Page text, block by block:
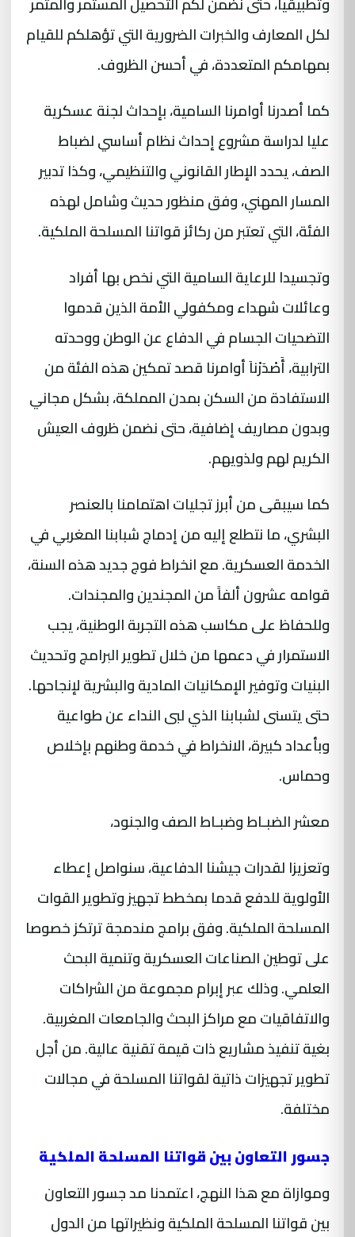
لكل المعارف والخبرات الضرورية التي تؤهلكم للقيام
بمهامكم المتعددة، في أحسن الظروف.
كما أصدرنا أوامرنا السامية، بإحداث لجنة عسكرية
عليا لدراسة مشروع إحداث نظام أساسي لضباط
الصف، يحدد الإطار القانوني والتنظيمي، وكذا تدبير
المسار المهني، وفق منظور حديث وشامل لهذه
الفئة، التي تعتبر من ركائز قواتنا المسلحة الملكية.
وتجسيدا للرعاية السامية التي نخص بها أفراد
وعائلات شهداء ومكفولي الأمة الذين قدموا
التضحيات الجسام في الدفاع عن الوطن ووحدته
الترابية، أَصْدَرْناَ أوامرنا قصد تمكين هذه الفئة من
الاستفادة من السكن بمدن المملكة، بشكل مجاني
وبدون مصاريف إضافية، حتى نضمن ظروف العيش
الكريم لهم ولذويهم.
كما سيبقى من أبرز تجليات اهتمامنا بالعنصر
البشري، ما نتطلع إليه من إدماج شبابنا المغربي في
الخدمة العسكرية. مع انخراط فوج جديد هذه السنة،
قوامه عشرون ألفاً من المجندين والمجندات.
وللحفاظ على مكاسب هذه التجربة الوطنية، يجب
الاستمرار في دعمها من خلال تطوير البرامج وتحديث
البنيات وتوفير الإمكانيات المادية والبشرية لإنجاحها.
حتى يتسنى لشبابنا الذي لبى النداء عن طواعية
وبأعداد كبيرة، الانخراط في خدمة وطنهم بإخلاص
وحماس.
معشر الضبـاط وضبـاط الصف والجنود،
وتعزيزا لقدرات جيشنا الدفاعية، سنواصل إعطاء
الأولوية للدفع قدما بمخطط تجهيز وتطوير القوات
المسلحة الملكية. وفق برامج مندمجة ترتكز خصوصا
على توطين الصناعات العسكرية وتنمية البحث
العلمي. وذلك عبر إبرام مجموعة من الشراكات
والاتفاقيات مع مراكز البحث والجامعات المغربية.
بغية تنفيذ مشاريع ذات قيمة تقنية عالية. من أجل
تطوير تجهيزات ذاتية لقواتنا المسلحة في مجالات
مختلفة.
جسور التعاون بين قواتنا المسلحة الملكية
وموازاة مع هذا النهج، اعتمدنا مد جسور التعاون
بين قواتنا المسلحة الملكية ونظيراتها من الدول